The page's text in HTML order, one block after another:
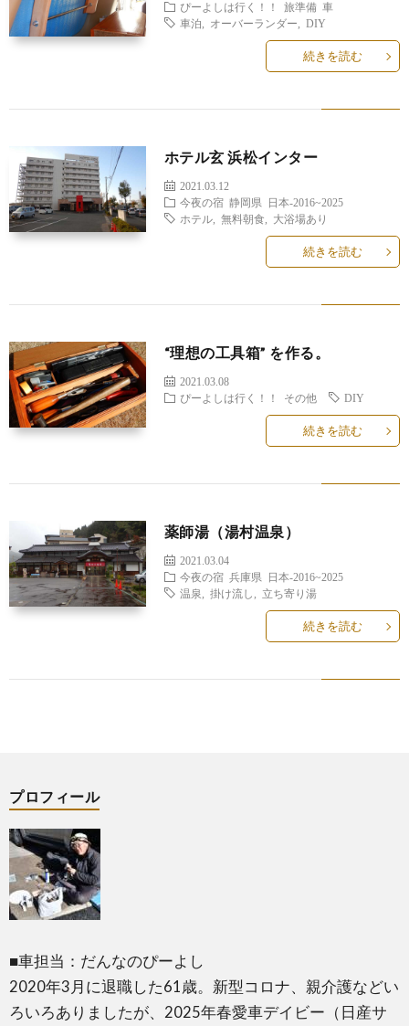
ぴーよしは行く！！
旅準備 車
車泊
オーバーランダー DIY
続きを読む
ホテル玄 浜松インター
2021.03.12
今夜の宿 静岡県
日本-2016~2025
ホテル, 無料朝食 大浴場あり
続きを読む
“理想の工具箱” を作る。
2021.03.08
ぴーよしは行く！！
その他 DIY
続きを読む
薬師湯（湯村温泉）
2021.03.04
今夜の宿 兵庫県
日本-2016~2025
温泉
掛け流し 立ち寄り湯
続きを読む
プロフィール
■車担当：だんなのぴーよし
2020年3月に退職した61歳。新型コロナ、親介護などい
ろいろありましたが、2025年春愛車デイビー（日産サ